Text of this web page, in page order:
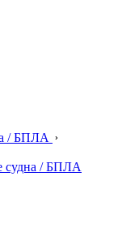
/ БПЛА
судна / БПЛА